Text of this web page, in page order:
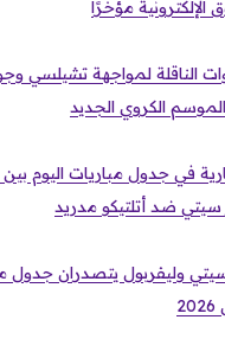
الإلكترونية مؤخرًا
الناقلة لمواجهة تشيلسي
الكروي الجديد
في جدول مباريات اليوم بين
ضد أتلتيكو مدريد
وليفربول يتصدران جدول